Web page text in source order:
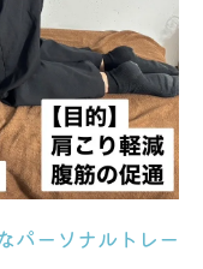
グの違いを徹
心感が選ばれ
限に抑える秘
リット比較表
パーソナルトレー